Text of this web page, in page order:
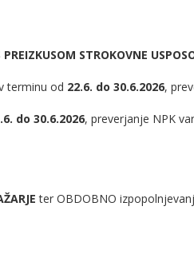
STROKOVNE
terminu od 22.6. do 30.6.2026,
do 30.6.2026, preverjanje NPK
ter OBDOBNO